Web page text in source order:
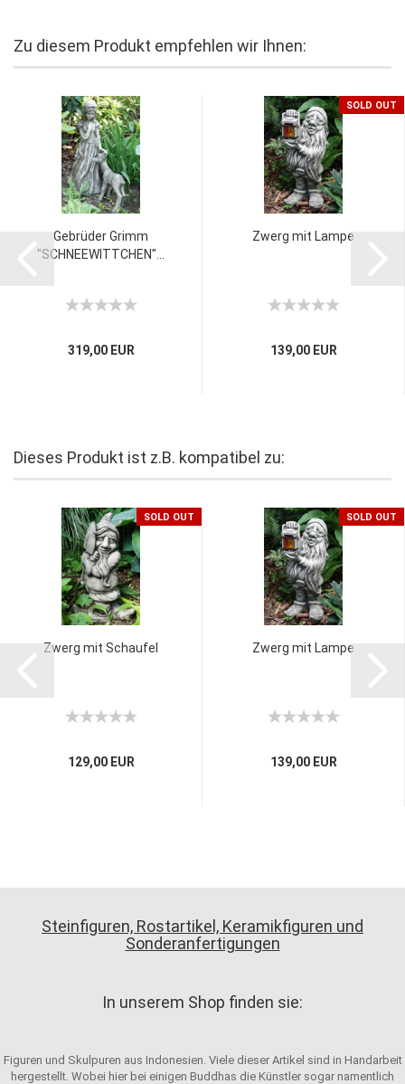
Zu diesem Produkt empfehlen wir Ihnen:
Gebrüder Grimm
"SCHNEEWITTCHEN"...
319,00 EUR
SOLD OUT
Zwerg mit Lampe
139,00 EUR
Dieses Produkt ist z.B. kompatibel zu:
SOLD OUT
Zwerg mit Schaufel
129,00 EUR
SOLD OUT
Zwerg mit Lampe
139,00 EUR
Steinfiguren, Rostartikel, Keramikfiguren und
Sonderanfertigungen
In unserem Shop finden sie:
Figuren und Skulpuren aus Indonesien. Viele dieser Artikel sind in Handarbeit
hergestellt. Wobei hier bei einigen Buddhas die Künstler sogar namentlich